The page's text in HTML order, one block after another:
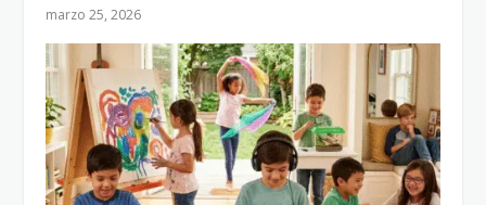
marzo 25, 2026